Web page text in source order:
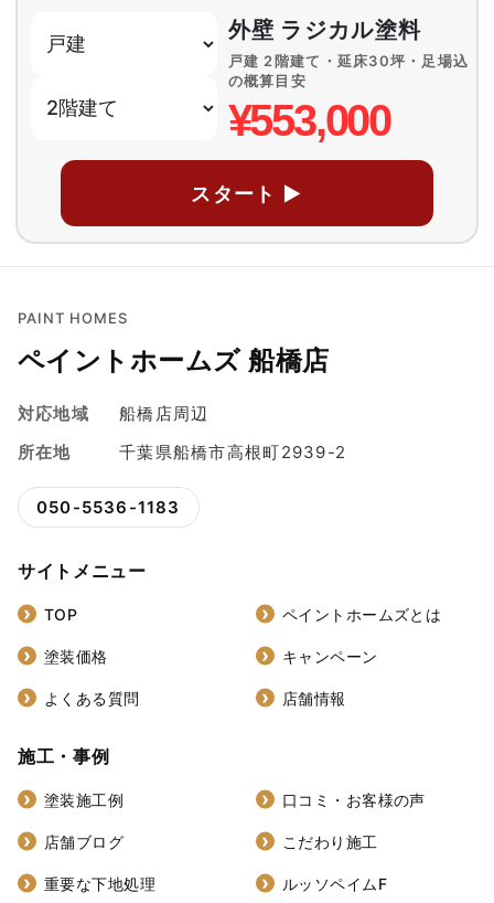
外壁 ラジカル塗料
戸建 2階建て・延床30坪・足場込
の概算目安
¥553,000
スタート ▶
PAINT HOMES
ペイントホームズ 船橋店
対応地域
船橋店周辺
所在地
千葉県船橋市高根町2939-2
050-5536-1183
サイトメニュー
TOP ペイントホームズとは
塗装価格 キャンペーン
よくある質問 店舗情報
施工・事例
塗装施工例 口コミ・お客様の声
店舗ブログ こだわり施工
重要な下地処理 ルッソペイムF